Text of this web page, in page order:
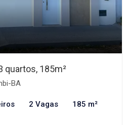
quartos, 185m²
BA
2 Vagas 185 m²